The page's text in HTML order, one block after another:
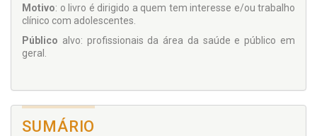
Motivo: o livro é dirigido a quem tem interesse e/ou trabalho
clínico com adolescentes.
Público alvo: profissionais da área da saúde e público em
geral.
SUMÁRIO